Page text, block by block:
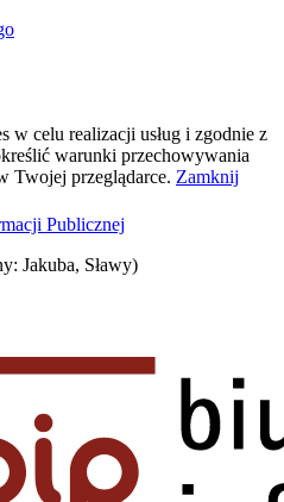
w celu realizacji usług i zgodnie z
warunki przechowywania
Twojej przeglądarce. Zamknij
Publicznej
Jakuba, Sławy)